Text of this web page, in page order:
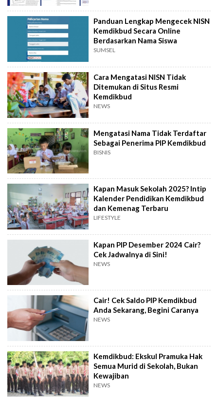
Panduan Lengkap Mengecek NISN
Kemdikbud Secara Online
Berdasarkan Nama Siswa
SUMSEL
Cara Mengatasi NISN Tidak
Ditemukan di Situs Resmi
Kemdikbud
NEWS
Mengatasi Nama Tidak Terdaftar
Sebagai Penerima PIP Kemdikbud
BISNIS
Kapan Masuk Sekolah 2025? Intip
Kalender Pendidikan Kemdikbud
dan Kemenag Terbaru
LIFESTYLE
Kapan PIP Desember 2024 Cair?
Cek Jadwalnya di Sini!
NEWS
Cair! Cek Saldo PIP Kemdikbud
Anda Sekarang, Begini Caranya
NEWS
Kemdikbud: Ekskul Pramuka Hak
Semua Murid di Sekolah, Bukan
Kewajiban
NEWS